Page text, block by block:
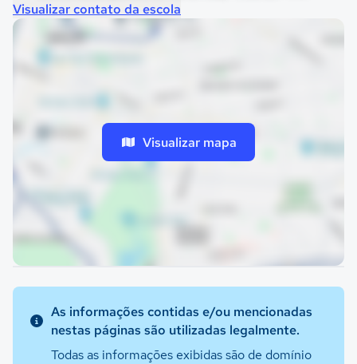
Visualizar contato da escola
Visualizar mapa
As informações contidas e/ou mencionadas
nestas páginas são utilizadas legalmente.
Todas as informações exibidas são de domínio